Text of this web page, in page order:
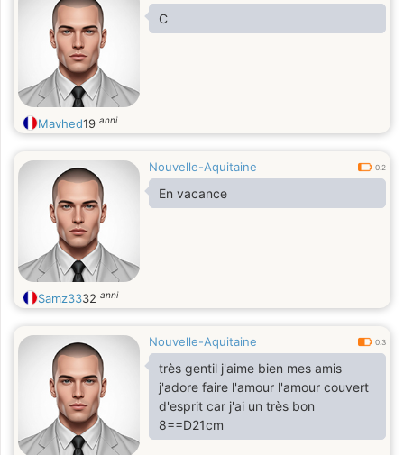
C
Mavhed19 anni
Nouvelle-Aquitaine 0.2
En vacance
Samz3332 anni
Nouvelle-Aquitaine 0.3
très gentil j'aime bien mes amis
j'adore faire l'amour l'amour couvert
d'esprit car j'ai un très bon
8==D21cm